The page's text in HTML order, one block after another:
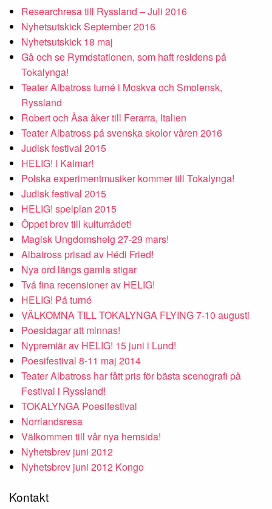
Researchresa till Ryssland – Juli 2016
Nyhetsutskick September 2016
Nyhetsutskick 18 maj
Gå och se Rymdstationen, som haft residens på
Tokalynga!
Teater Albatross turné i Moskva och Smolensk,
Ryssland
Robert och Åsa åker till Ferarra, Italien
Teater Albatross på svenska skolor våren 2016
Judisk festival 2015
HELIG! i Kalmar!
Polska experimentmusiker kommer till Tokalynga!
Judisk festival 2015
HELIG! spelplan 2015
Öppet brev till kulturrådet!
Magisk Ungdomshelg 27-29 mars!
Albatross prisad av Hédi Fried!
Nya ord längs gamla stigar
Två fina recensioner av HELIG!
HELIG! På turné
VÄLKOMNA TILL TOKALYNGA FLYING 7-10 augusti
Poesidagar att minnas!
Nypremiär av HELIG! 15 juni i Lund!
Poesifestival 8-11 maj 2014
Teater Albatross har fått pris för bästa scenografi på
Festival i Ryssland!
TOKALYNGA Poesifestival
Norrlandsresa
Välkommen till vår nya hemsida!
Nyhetsbrev juni 2012
Nyhetsbrev juni 2012 Kongo
Kontakt